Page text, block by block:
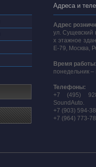
Адреса и
Адрес
ул. Сущевский
х этажное
E-79, Москва,
Время
понедельник –
Телефоны:
+7 (495)
SoundAuto.
+7 (903) 594-
+7 (964) 773-